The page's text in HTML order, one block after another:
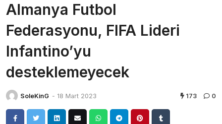
Almanya Futbol
Federasyonu, FIFA Lideri
Infantino’yu
desteklemeyecek
SoleKinG - 18 Mart 2023 173 0